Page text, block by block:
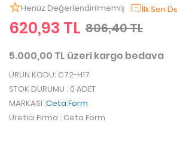
Henüz Değerlendirilmemiş İlk Sen
620,93 TL 806,40 TL
5.000,00 TL üzeri kargo bedava
ÜRÜN KODU: C72-H17
STOK DURUMU : 0 ADET
MARKASI :Ceta Form
Üretici Firma : Ceta Form